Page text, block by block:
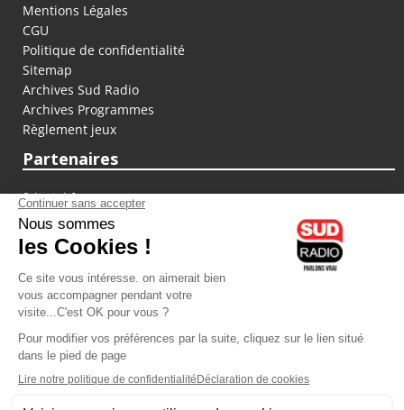
Mentions Légales
CGU
Politique de confidentialité
Sitemap
Archives Sud Radio
Archives Programmes
Règlement jeux
Partenaires
fiducial.fr
lyoncapitale.fr
olympique-et-lyonnais.com
L'application Iphone / Android
Téléchargez l'application
Les cookies